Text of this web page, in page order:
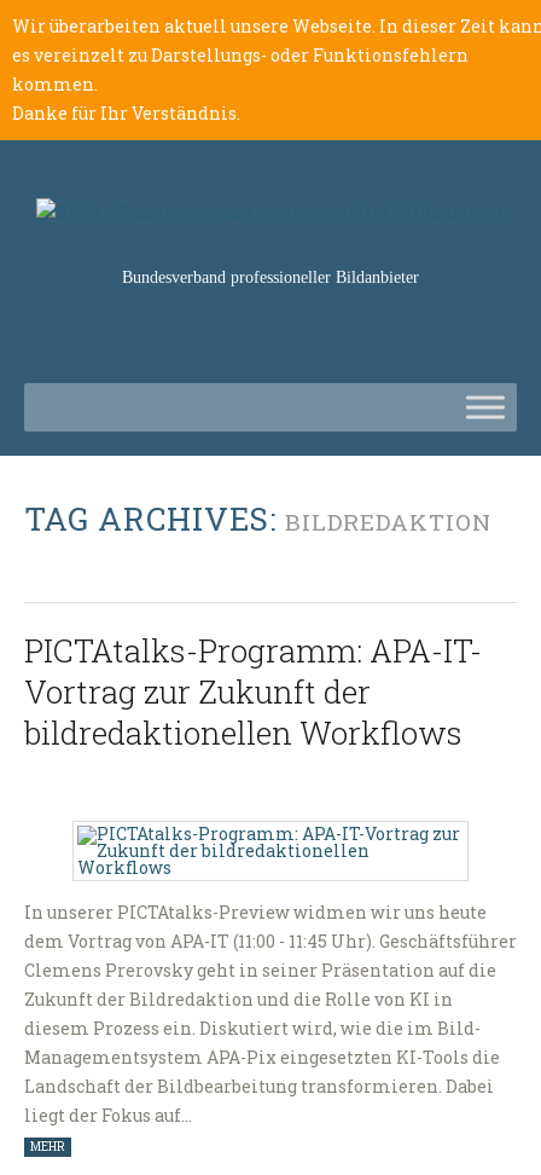
Wir überarbeiten aktuell unsere Webseite. In dieser Zeit
es vereinzelt zu Darstellungs- oder Funktionsfehlern
kommen.
Danke für Ihr Verständnis.
Bundesverband professioneller Bildanbieter
TAG ARCHIVES: BILDREDAKTION
PICTAtalks-Programm: APA-IT-
Vortrag zur Zukunft der
bildredaktionellen Workflows
In unserer PICTAtalks-Preview widmen wir uns heute
dem Vortrag von APA-IT (11:00 - 11:45 Uhr). Geschäftsführer
Clemens Prerovsky geht in seiner Präsentation auf die
Zukunft der Bildredaktion und die Rolle von KI in
diesem Prozess ein. Diskutiert wird, wie die im Bild-
Managementsystem APA-Pix eingesetzten KI-Tools die
Landschaft der Bildbearbeitung transformieren. Dabei
liegt der Fokus auf…
MEHR